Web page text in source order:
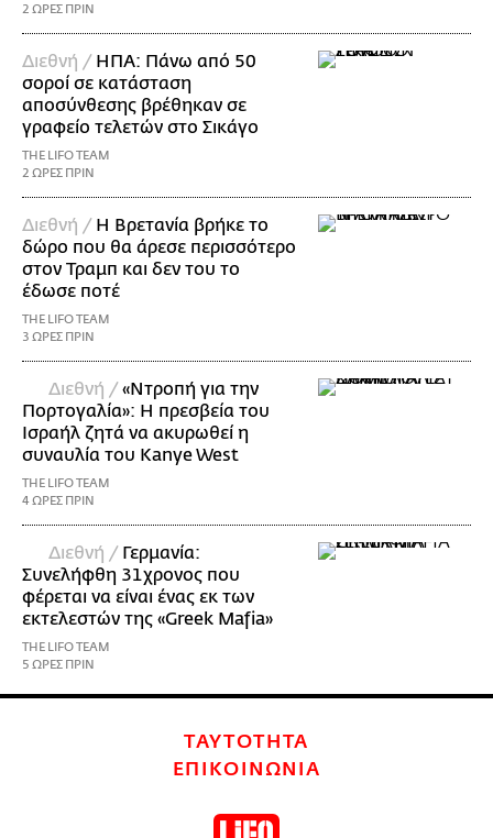
2 ΩΡΕΣ ΠΡΙΝ
Διεθνή / ΗΠΑ: Πάνω από 50
σοροί σε κατάσταση
αποσύνθεσης βρέθηκαν σε
γραφείο τελετών στο Σικάγο
THE LIFO TEAM
2 ΩΡΕΣ ΠΡΙΝ
Διεθνή / Η Βρετανία βρήκε το
δώρο που θα άρεσε περισσότερο
στον Τραμπ και δεν του το
έδωσε ποτέ
THE LIFO TEAM
3 ΩΡΕΣ ΠΡΙΝ
Διεθνή /«Ντροπή για την
Πορτογαλία»: Η πρεσβεία του
Ισραήλ ζητά να ακυρωθεί η
συναυλία του Kanye West
THE LIFO TEAM
4 ΩΡΕΣ ΠΡΙΝ
Διεθνή / Γερμανία:
Συνελήφθη 31χρονος που
φέρεται να είναι ένας εκ των
εκτελεστών της «Greek Mafia»
THE LIFO TEAM
5 ΩΡΕΣ ΠΡΙΝ
ΤΑΥΤΟΤΗΤΑ
ΕΠΙΚΟΙΝΩΝΙΑ